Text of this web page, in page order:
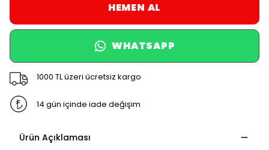
HEMEN AL
WHATSAPP
1000 TL üzeri ücretsiz kargo
14 gün içinde iade değişim
Ürün Açıklaması